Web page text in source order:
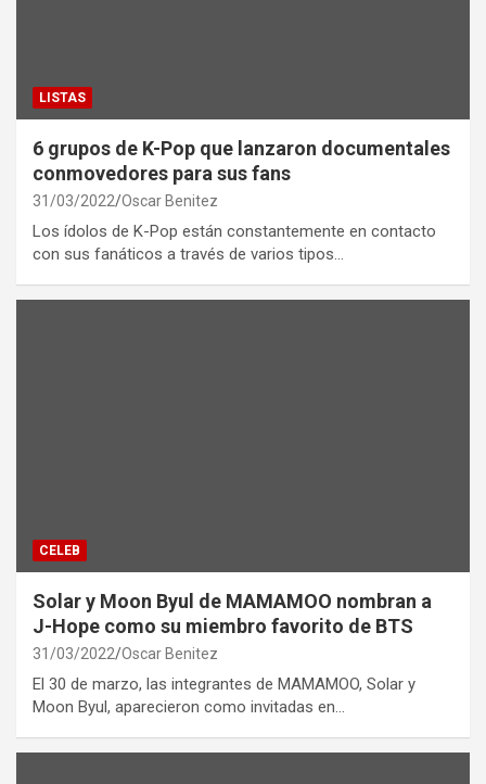
LISTAS
6 grupos de K-Pop que lanzaron documentales
conmovedores para sus fans
31/03/2022 Oscar Benitez
Los ídolos de K-Pop están constantemente en contacto
con sus fanáticos a través de varios tipos…
CELEB
Solar y Moon Byul de MAMAMOO nombran a
J-Hope como su miembro favorito de BTS
31/03/2022 Oscar Benitez
El 30 de marzo, las integrantes de MAMAMOO, Solar y
Moon Byul, aparecieron como invitadas en…